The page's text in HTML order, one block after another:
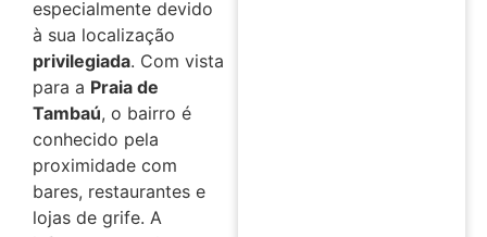
especialmente devido
à sua localização
privilegiada. Com vista
para a Praia de
Tambaú, o bairro é
conhecido pela
proximidade com
bares, restaurantes e
lojas de grife. A